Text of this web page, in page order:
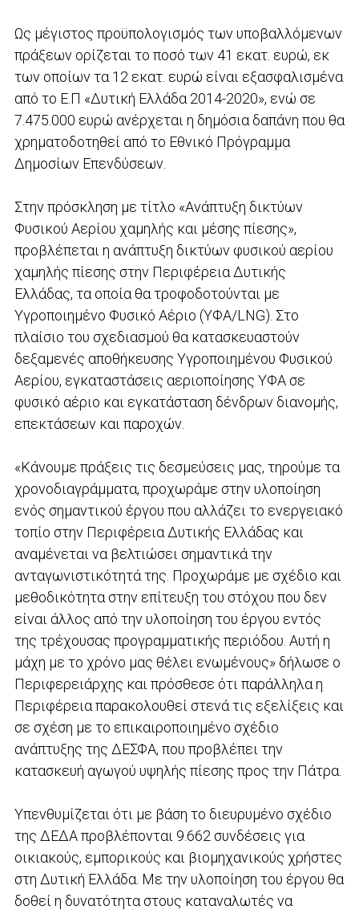
Ως μέγιστος προϋπολογισμός των υποβαλλόμενων
πράξεων ορίζεται το ποσό των 41 εκατ. ευρώ, εκ
των οποίων τα 12 εκατ. ευρώ είναι εξασφαλισμένα
από το Ε.Π «Δυτική Ελλάδα 2014-2020», ενώ σε
7.475.000 ευρώ ανέρχεται η δημόσια δαπάνη που θα
χρηματοδοτηθεί από το Εθνικό Πρόγραμμα
Δημοσίων Επενδύσεων.
Στην πρόσκληση με τίτλο «Ανάπτυξη δικτύων
Φυσικού Αερίου χαμηλής και μέσης πίεσης»,
προβλέπεται η ανάπτυξη δικτύων φυσικού αερίου
χαμηλής πίεσης στην Περιφέρεια Δυτικής
Ελλάδας, τα οποία θα τροφοδοτούνται με
Υγροποιημένο Φυσικό Αέριο (ΥΦΑ/LNG). Στο
πλαίσιο του σχεδιασμού θα κατασκευαστούν
δεξαμενές αποθήκευσης Υγροποιημένου Φυσικού
Αερίου, εγκαταστάσεις αεριοποίησης ΥΦΑ σε
φυσικό αέριο και εγκατάσταση δένδρων διανομής,
επεκτάσεων και παροχών.
«Κάνουμε πράξεις τις δεσμεύσεις μας, τηρούμε τα
χρονοδιαγράμματα, προχωράμε στην υλοποίηση
ενός σημαντικού έργου που αλλάζει το ενεργειακό
τοπίο στην Περιφέρεια Δυτικής Ελλάδας και
αναμένεται να βελτιώσει σημαντικά την
ανταγωνιστικότητά της. Προχωράμε με σχέδιο και
μεθοδικότητα στην επίτευξη του στόχου που δεν
είναι άλλος από την υλοποίηση του έργου εντός
της τρέχουσας προγραμματικής περιόδου. Αυτή η
μάχη με το χρόνο μας θέλει ενωμένους» δήλωσε ο
Περιφερειάρχης και πρόσθεσε ότι παράλληλα η
Περιφέρεια παρακολουθεί στενά τις εξελίξεις και
σε σχέση με το επικαιροποιημένο σχέδιο
ανάπτυξης της ΔΕΣΦΑ, που προβλέπει την
κατασκευή αγωγού υψηλής πίεσης προς την Πάτρα.
Υπενθυμίζεται ότι με βάση το διευρυμένο σχέδιο
της ΔΕΔΑ προβλέπονται 9.662 συνδέσεις για
οικιακούς, εμπορικούς και βιομηχανικούς χρήστες
στη Δυτική Ελλάδα. Με την υλοποίηση του έργου θα
δοθεί η δυνατότητα στους καταναλωτές να